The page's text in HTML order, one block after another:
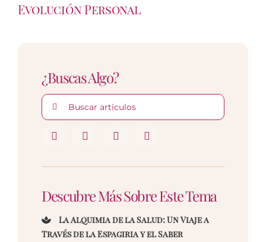
Evolución Personal
¿Buscas Algo?
Buscar:
Descubre Más Sobre Este Tema
La Alquimia de la Salud: Un Viaje a
Través de la Espagiria y el Saber